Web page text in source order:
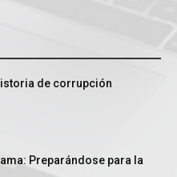
de corrupción
Preparándose para la